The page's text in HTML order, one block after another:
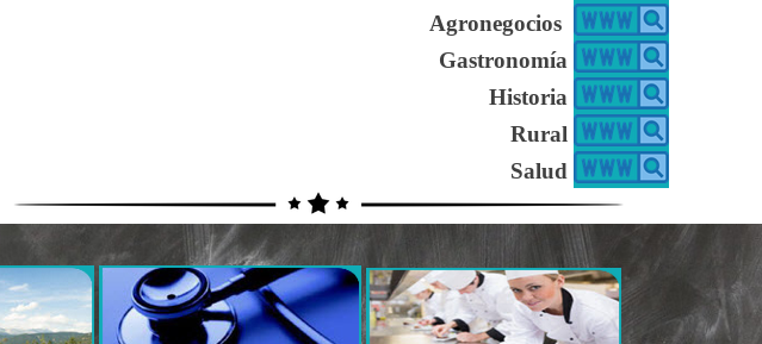
Agronegocios
Gastronomía
Historia
Rural
Salud